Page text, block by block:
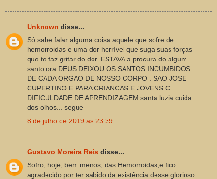
Unknown disse...
Só sabe falar alguma coisa aquele que sofre de
hemorroidas e uma dor horrível que suga suas forças
que te faz gritar de dor. ESTAVA a procura de algum
santo ora DEUS DEIXOU OS SANTOS INCUMBIDOS
DE CADA ORGAO DE NOSSO CORPO . SAO JOSE
CUPERTINO E PARA CRIANCAS E JOVENS C
DIFICULDADE DE APRENDIZAGEM santa luzia cuida
dos olhos... segue
8 de julho de 2019 às 23:39
Gustavo Moreira Reis disse...
Sofro, hoje, bem menos, das Hemorroidas,e fico
agradecido por ter sabido da existência desse glorioso